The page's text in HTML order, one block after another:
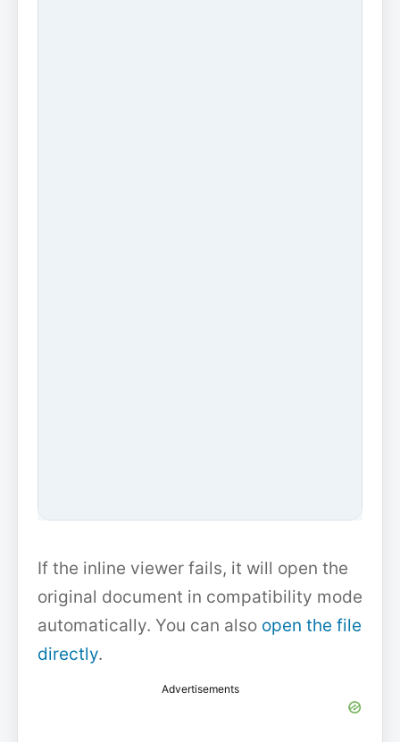
If the inline viewer fails, it will open the
original document in compatibility mode
automatically. You can also open the file
directly.
Advertisements